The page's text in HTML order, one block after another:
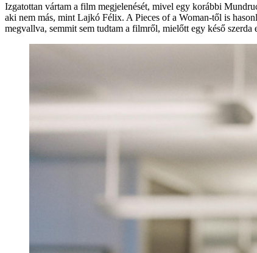
Izgatottan vártam a film megjelenését, mivel egy korábbi
aki nem más, mint Lajkó Félix. A Pieces of a Woman-től is
megvallva, semmit sem tudtam a filmről, mielőtt egy késő szerda